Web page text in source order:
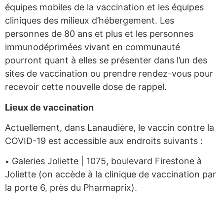
équipes mobiles de la vaccination et les équipes
cliniques des milieux d’hébergement. Les
personnes de 80 ans et plus et les personnes
immunodéprimées vivant en communauté
pourront quant à elles se présenter dans l’un des
sites de vaccination ou prendre rendez-vous pour
recevoir cette nouvelle dose de rappel.
Lieux de vaccination
Actuellement, dans Lanaudière, le vaccin contre la
COVID-19 est accessible aux endroits suivants :
• Galeries Joliette | 1075, boulevard Firestone à
Joliette (on accède à la clinique de vaccination par
la porte 6, près du Pharmaprix).